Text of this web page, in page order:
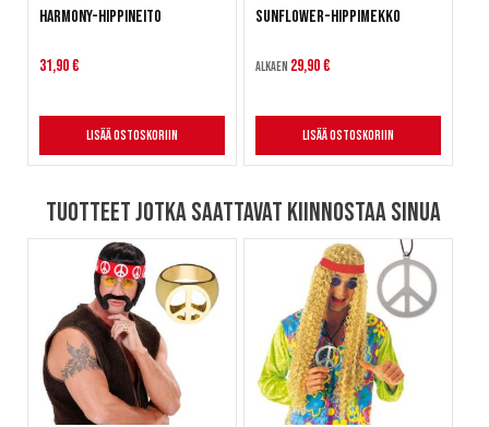
Harmony-hippineito
31,90 €
Lisää ostoskoriin
Sunflower-hippimekko
Alkaen 29,90 €
Lisää ostoskoriin
Tuotteet jotka saattavat kiinnostaa sinua